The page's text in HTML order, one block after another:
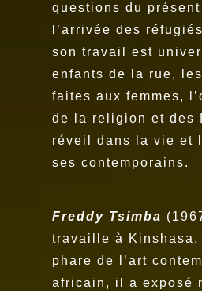
questions du présent
l’arrivée des
son travail est
enfants de la rue,
faites aux femmes,
de la religion et des
réveil dans la vie et
ses contemporains.
Freddy Tsimba
travaille à Kinshasa,
phare de l’art
africain, il a exposé